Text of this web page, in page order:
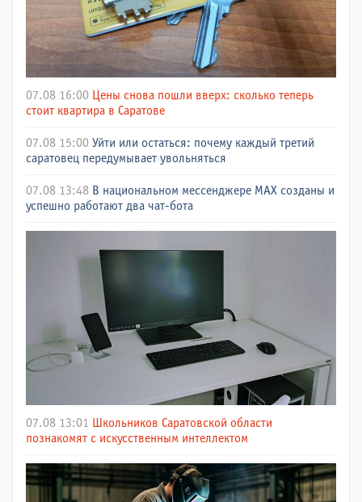
07.08 16:00 Цены снова пошли вверх: сколько теперь
стоит квартира в Саратове
07.08 15:00 Уйти или остаться: почему каждый третий
саратовец передумывает увольняться
07.08 13:48 В национальном мессенджере МАХ созданы и
успешно работают два чат-бота
07.08 13:01
Школьников Саратовской области
познакомят с искусственным интеллектом